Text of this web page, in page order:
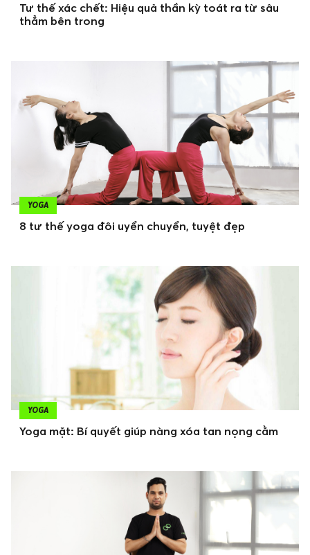
Tư thế xác chết: Hiệu quả thần kỳ toát ra từ sâu
thẳm bên trong
YOGA
8 tư thế yoga đôi uyển chuyển, tuyệt đẹp
YOGA
Yoga mặt: Bí quyết giúp nàng xóa tan nọng cằm